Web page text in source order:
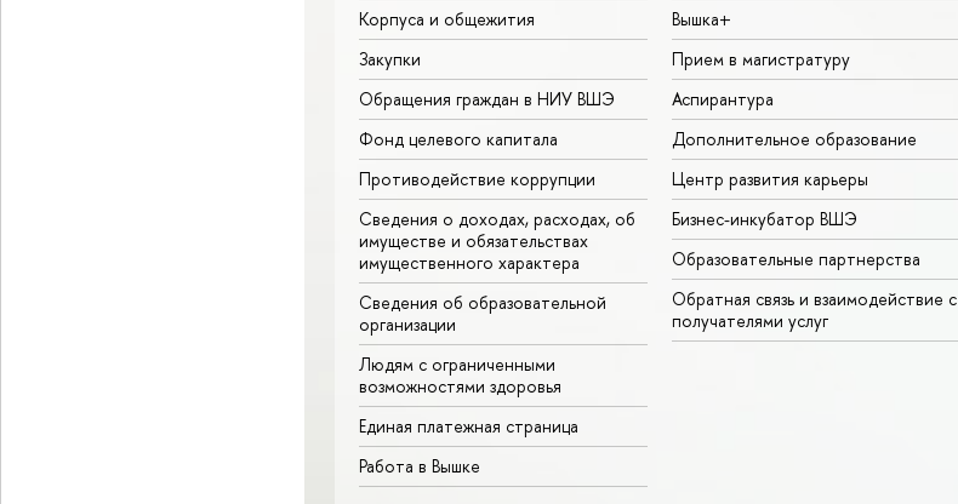
Корпуса и общежития
Закупки
Обращения граждан в НИУ ВШЭ
Фонд целевого капитала
Противодействие коррупции
Сведения о доходах, расходах, об
имуществе и обязательствах
имущественного характера
Сведения об образовательной
организации
Людям с ограниченными
возможностями здоровья
Единая платежная страница
Работа в Вышке
Вышка+
Прием в магистратуру
Аспирантура
Дополнительное образование
Центр развития карьеры
Бизнес-инкубатор ВШЭ
Образовательные партнерства
Обратная связь и взаимодействие с
получателями услуг